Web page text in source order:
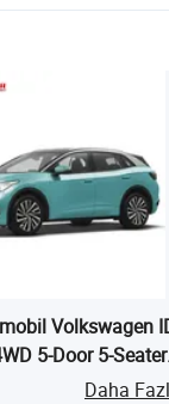
306km Cltc
Volkswagen
5-Door 5-Seater
Enerji AracıDaha